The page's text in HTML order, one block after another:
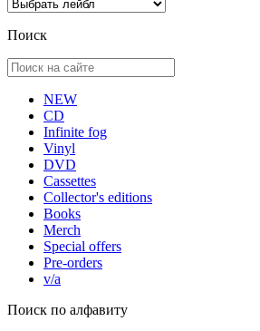
Поиск
NEW
CD
Infinite fog
Vinyl
DVD
Cassettes
Collector's editions
Books
Merch
Special offers
Pre-orders
v/a
Поиск по алфавиту